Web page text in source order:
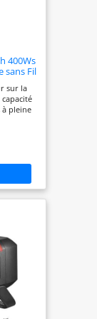
400Ws
sans Fil
sur la
pleine
de
AD
de
jusqu'à
220 s-
mode «
s) fige
10
Sa
une